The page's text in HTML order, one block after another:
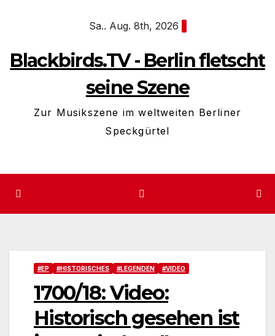
Sa.. Aug. 8th, 2026
Blackbirds.TV - Berlin fletscht
seine Szene
Zur Musikszene im weltweiten Berliner
Speckgürtel
#EP #HISTORISCHES #LEGENDEN #VIDEO
1700/18: Video:
Historisch gesehen ist